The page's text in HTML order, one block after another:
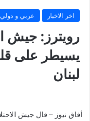
اخر الاخبار عربي و دولي
رويترز: جيش
يسيطر على
لبنان
اَفاق نيوز – قال جيش